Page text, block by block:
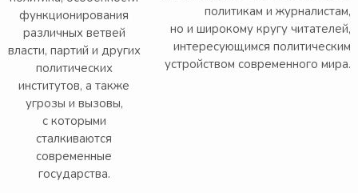
функционирования
различных ветвей
власти, партий и других
политических
институтов, а также
угрозы и вызовы,
с которыми
сталкиваются
современные
государства.
политикам и журналистам,
но и широкому кругу читателей,
интересующимся политическим
устройством современного мира.